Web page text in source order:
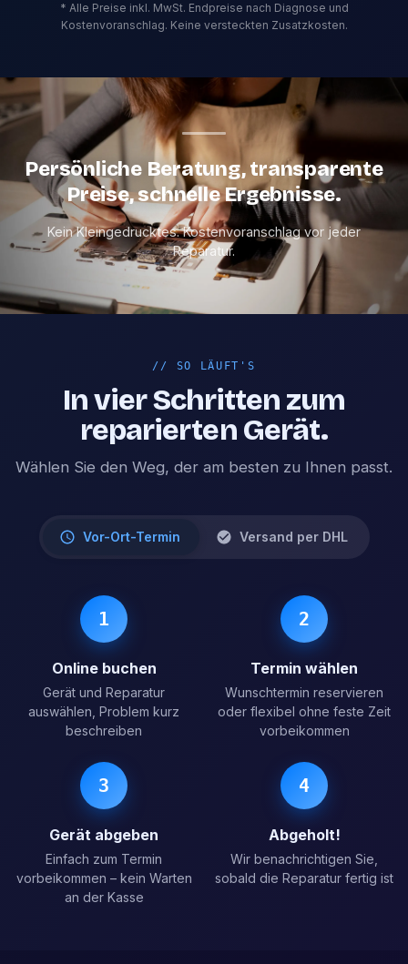
* Alle Preise inkl. MwSt. Endpreise nach Diagnose und
Kostenvoranschlag. Keine versteckten Zusatzkosten.
Persönliche Beratung, transparente
Preise, schnelle Ergebnisse.
Kein Kleingedrucktes. Kostenvoranschlag vor jeder
Reparatur.
// SO LÄUFT'S
In vier Schritten zum
reparierten Gerät.
Wählen Sie den Weg, der am besten zu Ihnen passt.
Vor-Ort-Termin Versand per DHL
1
Online buchen
Gerät und Reparatur
auswählen, Problem kurz
beschreiben
2
Termin wählen
Wunschtermin reservieren
oder flexibel ohne feste Zeit
vorbeikommen
3
Gerät abgeben
Einfach zum Termin
vorbeikommen – kein Warten
an der Kasse
4
Abgeholt!
Wir benachrichtigen Sie,
sobald die Reparatur fertig ist